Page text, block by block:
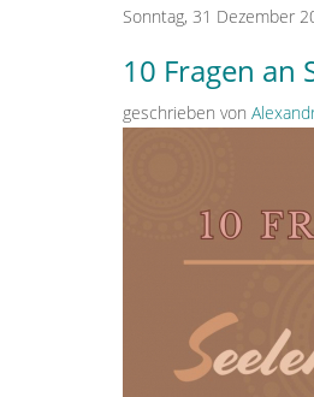
Sonntag, 31 Dezember
10 Fragen an
geschrieben von